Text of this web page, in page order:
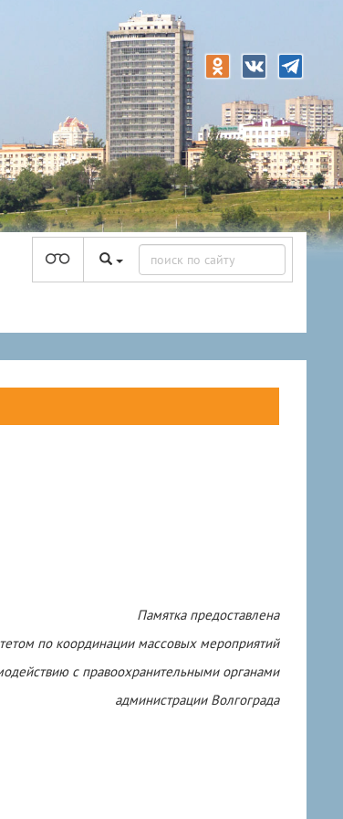
Памятка предоставлена
по координации массовых мероприятий
с правоохранительными органами
администрации Волгограда